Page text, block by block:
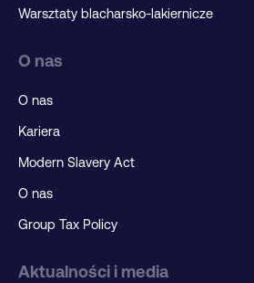
Warsztaty blacharsko-lakiernicze
O nas
O nas
Kariera
Modern Slavery Act
O nas
Group Tax Policy
Aktualności i media